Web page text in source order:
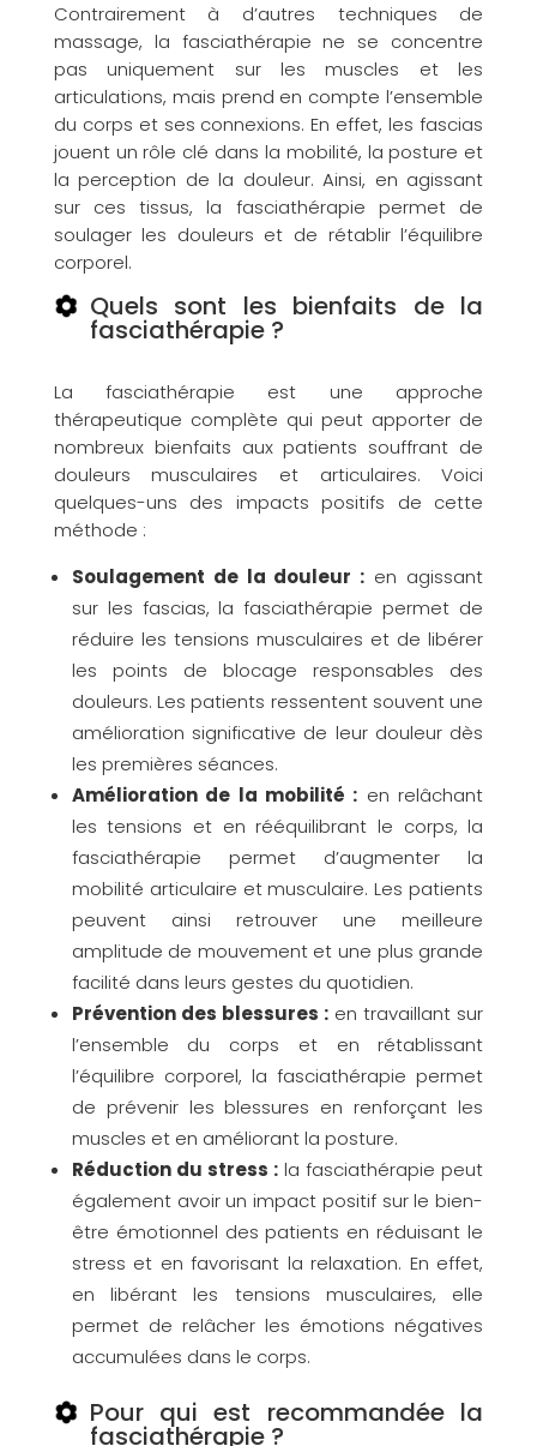
Contrairement à d’autres techniques de
massage, la fasciathérapie ne se concentre
pas uniquement sur les muscles et les
articulations, mais prend en compte l’ensemble
du corps et ses connexions. En effet, les fascias
jouent un rôle clé dans la mobilité, la posture et
la perception de la douleur. Ainsi, en agissant
sur ces tissus, la fasciathérapie permet de
soulager les douleurs et de rétablir l’équilibre
corporel.
Quels sont les bienfaits de la
fasciathérapie ?
La fasciathérapie est une approche
thérapeutique complète qui peut apporter de
nombreux bienfaits aux patients souffrant de
douleurs musculaires et articulaires. Voici
quelques-uns des impacts positifs de cette
méthode :
Soulagement de la douleur : en agissant
sur les fascias, la fasciathérapie permet de
réduire les tensions musculaires et de libérer
les points de blocage responsables des
douleurs. Les patients ressentent souvent une
amélioration significative de leur douleur dès
les premières séances.
Amélioration de la mobilité : en relâchant
les tensions et en rééquilibrant le corps, la
fasciathérapie permet d’augmenter la
mobilité articulaire et musculaire. Les patients
peuvent ainsi retrouver une meilleure
amplitude de mouvement et une plus grande
facilité dans leurs gestes du quotidien.
Prévention des blessures : en travaillant sur
l’ensemble du corps et en rétablissant
l’équilibre corporel, la fasciathérapie permet
de prévenir les blessures en renforçant les
muscles et en améliorant la posture.
Réduction du stress : la fasciathérapie peut
également avoir un impact positif sur le bien-
être émotionnel des patients en réduisant le
stress et en favorisant la relaxation. En effet,
en libérant les tensions musculaires, elle
permet de relâcher les émotions négatives
accumulées dans le corps.
Pour qui est recommandée la
fasciathérapie ?